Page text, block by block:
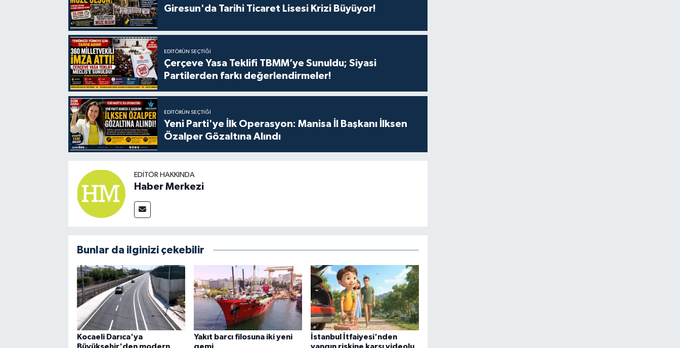
Giresun'da Tarihi Ticaret Lisesi Krizi Büyüyor!
EDITÖRÜN SEÇTIĞI
Çerçeve Yasa Teklifi TBMM’ye Sunuldu; Siyasi
Partilerden farkı değerlendirmeler!
EDITÖRÜN SEÇTIĞI
Yeni Parti'ye İlk Operasyon: Manisa İl Başkanı İlksen
Özalper Gözaltına Alındı
EDITÖR HAKKINDA
Haber Merkezi
Bunlar da ilginizi çekebilir
Kocaeli Darıca'ya
Yakıt barcı filosuna iki yeni
İstanbul İtfaiyesi'nden